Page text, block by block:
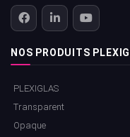
NOS PRODUITS
PLEXIGLAS
Transparent
Opaque